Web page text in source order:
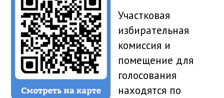
Участковая
избирательная
комиссия и
помещение для
голосования
находятся по